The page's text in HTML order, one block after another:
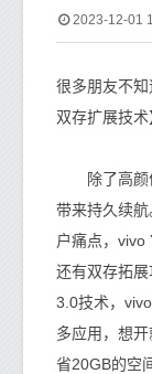
2023-12-01
很多朋友不
双存扩展技术
除了高颜值
带来持久续
户痛点，vivo
还有双存拓
3.0技术，
多应用，想
省20GB的空